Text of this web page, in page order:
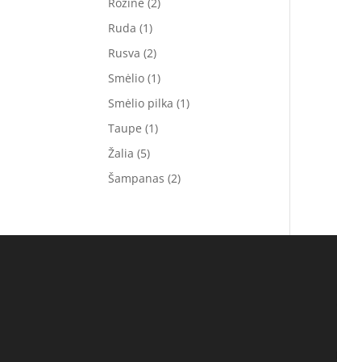
Rožinė (2)
Ruda (1)
Rusva (2)
Smėlio (1)
Smėlio pilka (1)
Taupe (1)
Žalia (5)
Šampanas (2)